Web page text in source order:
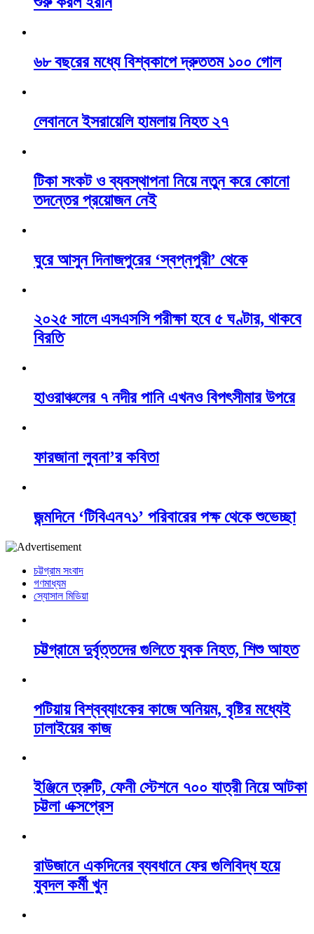
৬৮ বছরের মধ্যে বিশ্বকাপে দ্রুততম ১০০ গোল
লেবাননে ইসরায়েলি হামলায় নিহত ২৭
টিকা সংকট ও ব্যবস্থাপনা নিয়ে নতুন করে কোনো
তদন্তের প্রয়োজন নেই
ঘুরে আসুন দিনাজপুরের ‘স্বপ্নপুরী’ থেকে
২০২৫ সালে এসএসসি পরীক্ষা হবে ৫ ঘণ্টার, থাকবে
বিরতি
হাওরাঞ্চলের ৭ নদীর পানি এখনও বিপৎসীমার উপরে
ফারজানা লুবনা’র কবিতা
জন্মদিনে ‘টিবিএন৭১’ পরিবারের পক্ষ থেকে শুভেচ্ছা
চট্টগ্রাম সংবাদ
গণমাধ্যম
স্যোসাল মিডিয়া
চট্টগ্রামে দুর্বৃত্তদের গুলিতে যুবক নিহত, শিশু আহত
পটিয়ায় বিশ্বব্যাংকের কাজে অনিয়ম, বৃষ্টির মধ্যেই
ঢালাইয়ের কাজ
ইঞ্জিনে ত্রুটি, ফেনী স্টেশনে ৭০০ যাত্রী নিয়ে আটকা
চট্টলা এক্সপ্রেস
রাউজানে একদিনের ব্যবধানে ফের গুলিবিদ্ধ হয়ে
যুবদল কর্মী খুন